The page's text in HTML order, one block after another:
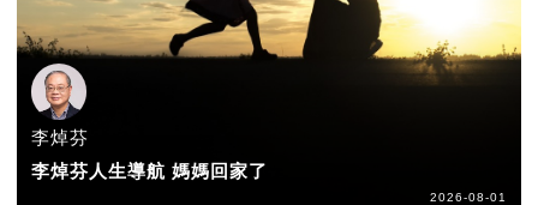
李焯芬
李焯芬人生導航 媽媽回家了
2026-08-01